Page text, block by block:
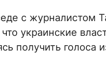
с журналистом
что украинские
получить голоса